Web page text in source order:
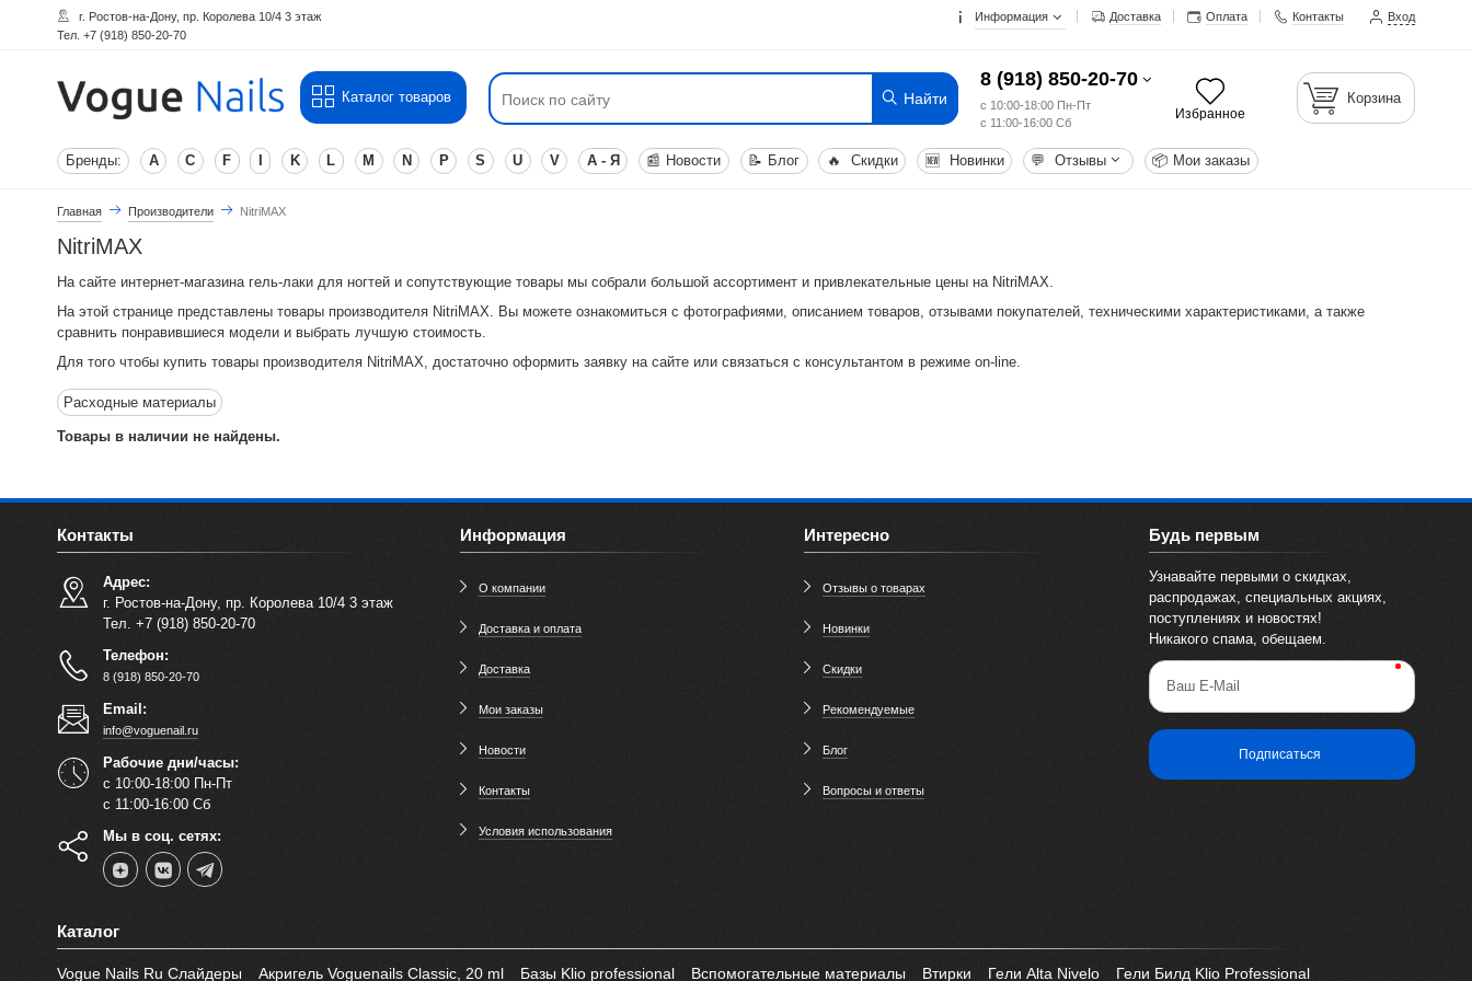
г. Ростов-на-Дону, пр. Королева 10/4 3 этаж
Тел. +7 (918) 850-20-70
Информация Доставка Оплата Контакты Вход
Каталог товаров Найти
8 (918) 850-20-70
с 10:00-18:00 Пн-Пт
с 11:00-16:00 Сб
Избранное
Корзина
Бренды: A C F K L M N P S U V А - Я 📰 Новости 📝 Блог 🔥 Скидки 🆕 Новинки 💬 Отзывы 📦 Мои заказы
Главная Производители NitriMAX
NitriMAX
На сайте интернет-магазина гель-лаки для ногтей и сопутствующие товары мы собрали большой ассортимент и привлекательные цены на NitriMAX.
На этой странице представлены товары производителя NitriMAX. Вы можете ознакомиться с фотографиями, описанием товаров, отзывами покупателей, техническими характеристиками, а также
сравнить понравившиеся модели и выбрать лучшую стоимость.
Для того чтобы купить товары производителя NitriMAX, достаточно оформить заявку на сайте или связаться с консультантом в режиме on-line.
Расходные материалы
Товары в наличии не найдены.
Контакты
Адрес:
г. Ростов-на-Дону, пр. Королева 10/4 3 этаж
Тел. +7 (918) 850-20-70
Телефон:
8 (918) 850-20-70
Email:
info@voguenail.ru
Рабочие дни/часы:
с 10:00-18:00 Пн-Пт
с 11:00-16:00 Сб
Мы в соц. сетях:
Информация
О компании
Доставка и оплата
Доставка
Мои заказы
Новости
Контакты
Условия использования
Интересно
Отзывы о товарах
Новинки
Скидки
Рекомендуемые
Блог
Вопросы и ответы
Будь первым
Узнавайте первыми о скидках,
распродажах, специальных акциях,
поступлениях и новостях!
Никакого спама, обещаем.
Ваш E-Mail
Подписаться
Каталог
Vogue Nails Ru Слайдеры Акригель Voguenails Classic, 20 ml Базы Klio professional Вспомогательные материалы Втирки Гели Alta Nivelo Гели Билд Klio Professional